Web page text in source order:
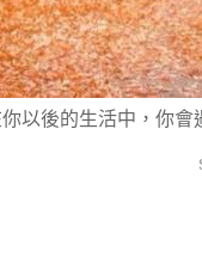
以後的生活中，你